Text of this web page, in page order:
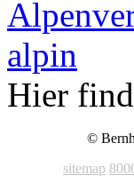
Hier
©
sitemap